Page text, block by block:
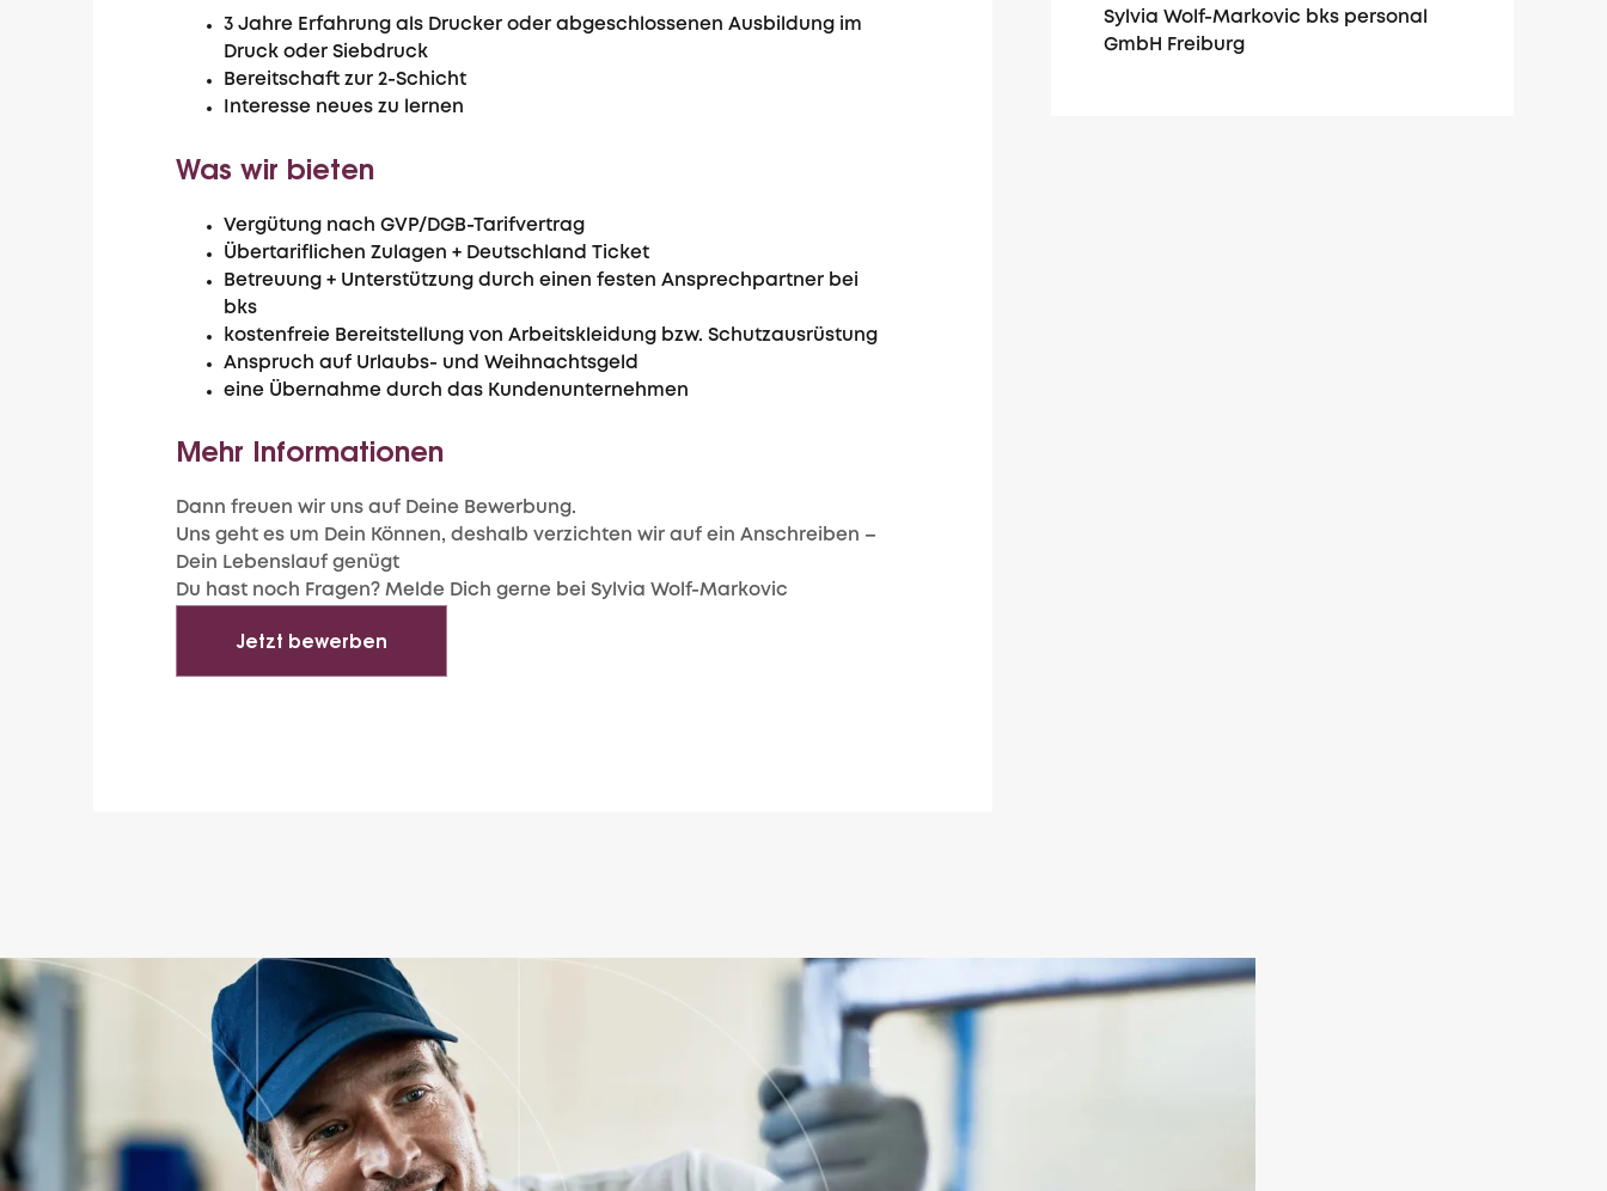
3 Jahre Erfahrung als Drucker oder abgeschlossenen Ausbildung im
Druck oder Siebdruck
Bereitschaft zur 2-Schicht
Interesse neues zu lernen
Was wir bieten
Vergütung nach GVP/DGB-Tarifvertrag
Übertariflichen Zulagen + Deutschland Ticket
Betreuung + Unterstützung durch einen festen Ansprechpartner bei
bks
kostenfreie Bereitstellung von Arbeitskleidung bzw. Schutzausrüstung
Anspruch auf Urlaubs- und Weihnachtsgeld
eine Übernahme durch das Kundenunternehmen
Mehr Informationen
Dann freuen wir uns auf Deine Bewerbung.
Uns geht es um Dein Können, deshalb verzichten wir auf ein Anschreiben –
Dein Lebenslauf genügt
Du hast noch Fragen? Melde Dich gerne bei Sylvia Wolf-Markovic
Jetzt bewerben
Sylvia Wolf-Markovic bks personal
GmbH Freiburg